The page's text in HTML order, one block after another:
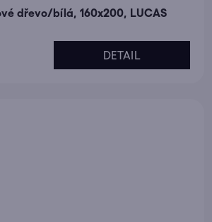
dřevo/bílá, 160x200, LUCAS
DETAIL